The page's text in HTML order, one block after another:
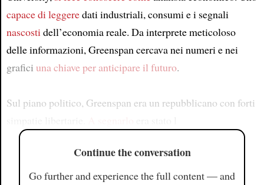
capace di leggeredati industriali, consumi e i segnali
nascostidell’economia reale. Da interprete meticoloso
delle informazioni, Greenspan cercava nei numeri e nei
grafici una chiave per anticipare il futuro.
Sul piano politico, Greenspan era un repubblicano con forti
Continue the conversation
Go further and experience the full content — and